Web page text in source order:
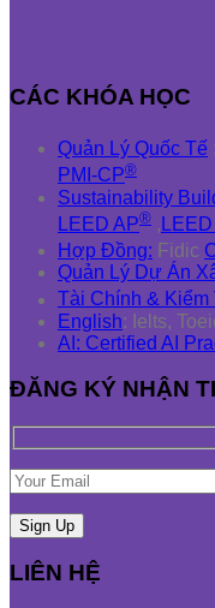
CÁC KHÓA HỌC
Quản Lý Quốc Tế :
PMI-CP®
Sustainability
LEED AP® ,
Hợp Đồng: Fidic
Quản Lý Dự Án
Tài Chính & Kiểm
English: Ielts,
AI: Certified AI
ĐĂNG KÝ NHẬN
LIÊN HỆ